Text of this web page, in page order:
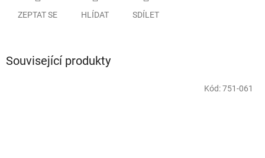
ZEPTAT SE HLÍDAT SDÍLET
Související produkty
Kód:751-061